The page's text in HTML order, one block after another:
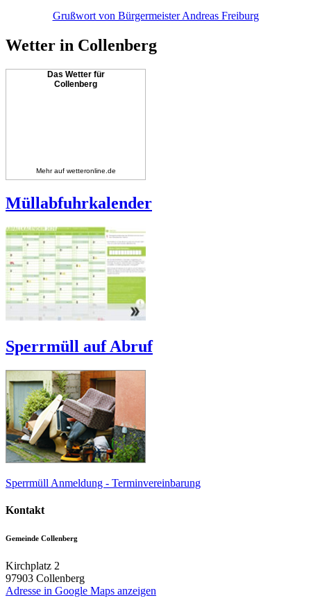
Grußwort von Bürgermeister Andreas Freiburg
Wetter in Collenberg
Das Wetter für
Collenberg
Mehr auf wetteronline.de
Müllabfuhrkalender
Sperrmüll auf Abruf
Sperrmüll Anmeldung - Terminvereinbarung
Kontakt
Gemeinde Collenberg
Kirchplatz 2
97903 Collenberg
Adresse in Google Maps anzeigen